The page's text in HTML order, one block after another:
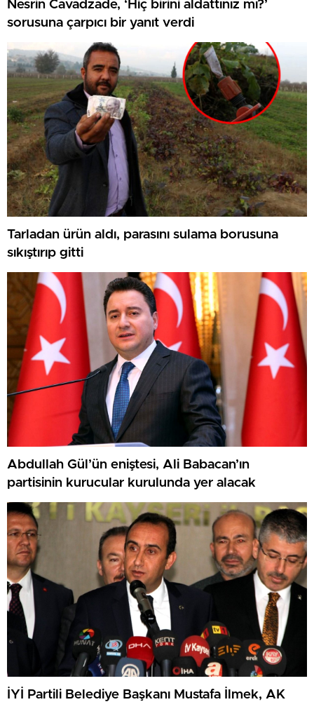
Nesrin Cavadzade, ‘Hiç birini aldattınız mı?’
sorusuna çarpıcı bir yanıt verdi
Tarladan ürün aldı, parasını sulama borusuna
sıkıştırıp gitti
Abdullah Gül’ün eniştesi, Ali Babacan’ın
partisinin kurucular kurulunda yer alacak
İYİ Partili Belediye Başkanı Mustafa İlmek, AK